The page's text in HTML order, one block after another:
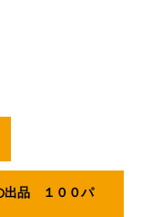
出品 １００パ